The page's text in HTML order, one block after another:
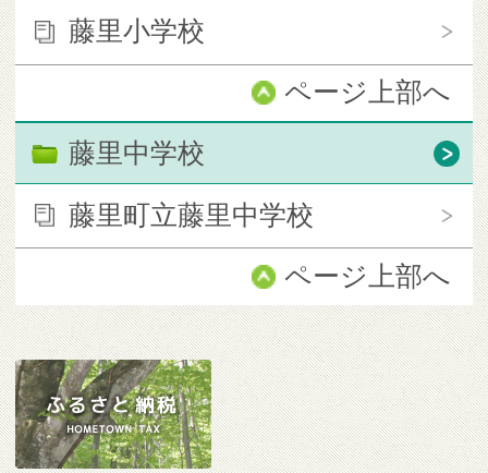
藤里小学校
ページ上部へ
藤里中学校
藤里町立藤里中学校
ページ上部へ